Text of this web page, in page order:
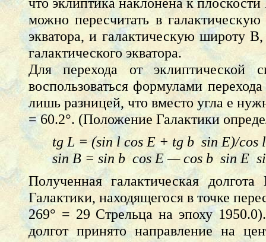
можно пересчитать в
экватора, и галактическую широту
галактического экватора.
Для перехода от эклиптической
воспользоваться формулами
лишь разницей, что вместо угла e
= 60.2°. (Положение Галактики
tg L = (sin l cos E + tg b sin E)/cos
sin B = sin b cos E — cos b sin E
Полученная галактическая
Галактики, находящегося в точке
269° = 29 Стрельца на эпоху
долгот принято направление на